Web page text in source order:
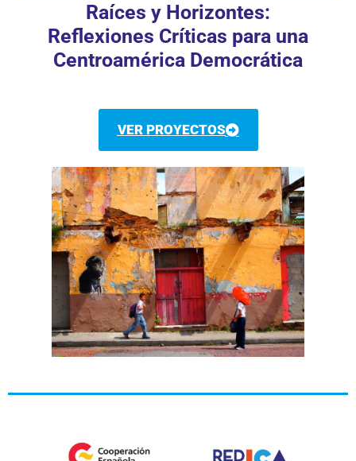
Raíces y Horizontes:
Reflexiones Críticas para una
Centroamérica Democrática
VER PROYECTOS